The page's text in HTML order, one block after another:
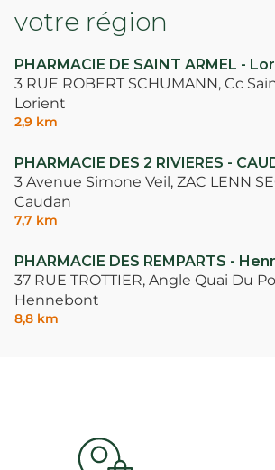
votre région
PHARMACIE DE SAINT ARMEL -
3 RUE ROBERT SCHUMANN, Cc
Lorient
2,9 km
PHARMACIE DES 2 RIVIERES -
3 Avenue Simone Veil, ZAC LENN
Caudan
7,7 km
PHARMACIE DES REMPARTS -
37 RUE TROTTIER, Angle Quai Du
Hennebont
8,8 km